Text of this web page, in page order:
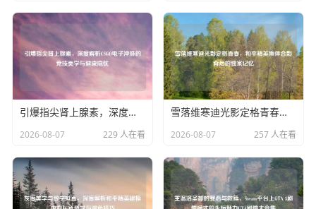
引爆指尖肾上腺素，深度解析CSGO电子冲脉的竞技美学与健康隐忧
2026-08-07 229 人在看
雪落维寒迪光影定格青春，和平精英集体合影背后的独家记忆
2026-08-07 257 人在看